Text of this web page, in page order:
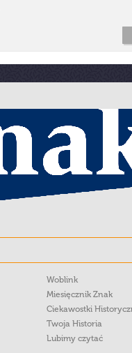
Woblink
Miesięcznik Znak
Ciekawostki
Twoja Historia
Lubimy czytać